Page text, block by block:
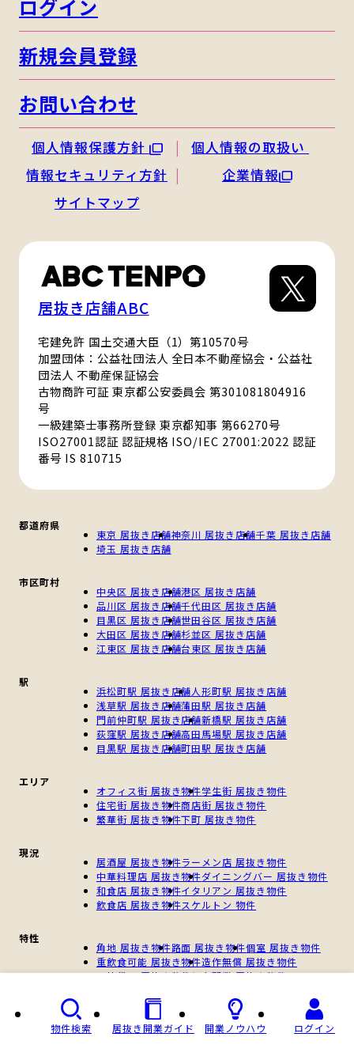
ログイン
新規会員登録
お問い合わせ
個人情報保護方針
個人情報の取扱い
情報セキュリティ方針
企業情報
サイトマップ
居抜き店舗ABC
宅建免許 国土交通大臣（1）第10570号
加盟団体：公益社団法人 全日本不動産協会・公益社
団法人 不動産保証協会
古物商許可証 東京都公安委員会 第301081804916
号
一級建築士事務所登録 東京都知事 第66270号
ISO27001認証 認証規格 ISO/IEC 27001:2022 認証
番号 IS 810715
都道府県
東京 居抜き店舗神奈川 居抜き店舗千葉 居抜き店舗
埼玉 居抜き店舗
市区町村
中央区 居抜き店舗港区 居抜き店舗
品川区 居抜き店舗千代田区 居抜き店舗
目黒区 居抜き店舗世田谷区 居抜き店舗
大田区 居抜き店舗杉並区 居抜き店舗
江東区 居抜き店舗台東区 居抜き店舗
駅
浜松町駅 居抜き店舗人形町駅 居抜き店舗
浅草駅 居抜き店舗蒲田駅 居抜き店舗
門前仲町駅 居抜き店舗新橋駅 居抜き店舗
荻窪駅 居抜き店舗高田馬場駅 居抜き店舗
目黒駅 居抜き店舗町田駅 居抜き店舗
エリア
オフィス街 居抜き物件学生街 居抜き物件
住宅街 居抜き物件商店街 居抜き物件
繁華街 居抜き物件下町 居抜き物件
現況
居酒屋 居抜き物件ラーメン店 居抜き物件
中華料理店 居抜き物件ダイニングバー 居抜き物件
和食店 居抜き物件イタリアン 居抜き物件
飲食店 居抜き物件スケルトン 物件
特性
角地 居抜き物件路面 居抜き物件個室 居抜き物件
重飲食可能 居抜き物件造作無償 居抜き物件
一棟貸し 居抜き物件個人開業 居抜き物件
物件検索 居抜き開業ガイド 開業ノウハウ ログイン